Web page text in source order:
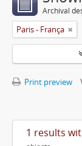
Archival
Paris - França
Print preview
1 results